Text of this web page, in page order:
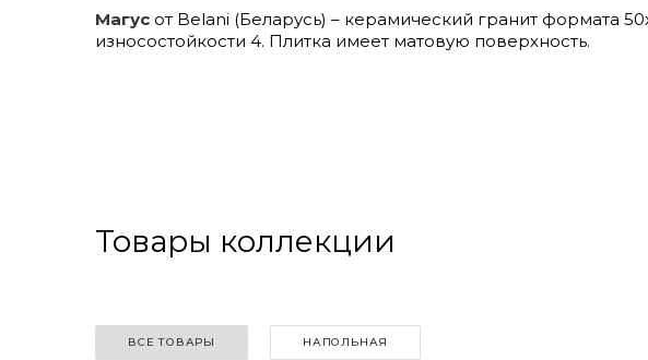
Магус от Belani (Беларусь) – керамический гранит формата
износостойкости 4. Плитка имеет матовую поверхность.
Товары коллекции
ВСЕ ТОВАРЫ НАПОЛЬНАЯ